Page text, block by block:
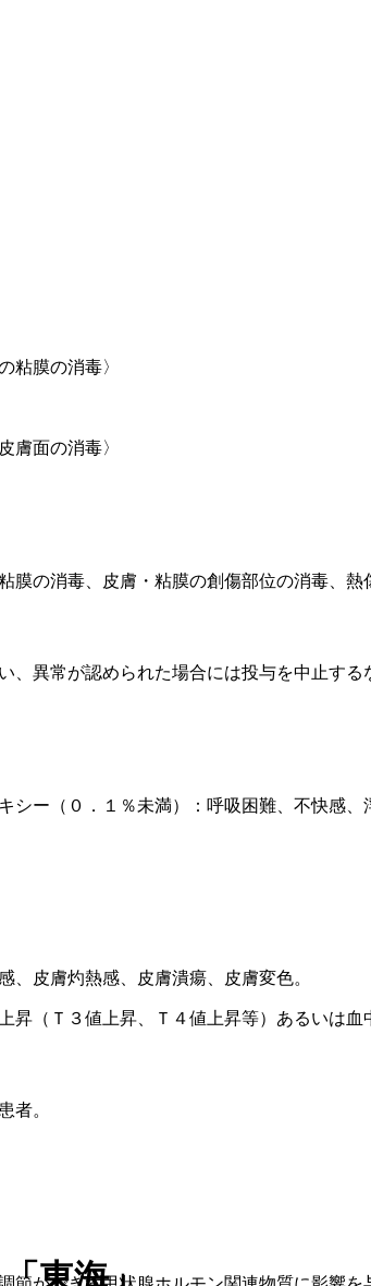
粘膜の消毒〉
膚面の消毒〉
の消毒、皮膚・粘膜の創傷部位の消毒、熱
異常が認められた場合には投与を中止する
ー（０．１％未満）：呼吸困難、不快感、
皮膚灼熱感、皮膚潰瘍、皮膚変色。
（Ｔ３値上昇、Ｔ４値上昇等）あるいは
者。
東海」